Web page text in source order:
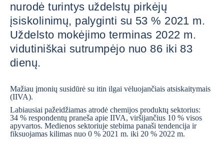
nurodė turintys uždelstų pirkėjų
įsiskolinimų, palyginti su 53 % 2021 m.
Uždelsto mokėjimo terminas 2022 m.
vidutiniškai sutrumpėjo nuo 86 iki 83
dienų.
Mažiau įmonių susidūrė su itin ilgai vėluojančiais atsiskaitymais
(IIVA).
Labiausiai pažeidžiamas atrodė chemijos produktų sektorius:
34 % respondentų praneša apie IIVA, viršijančius 10 % visos
apyvartos. Medienos sektoriuje stebima panaši tendencija ir
fiksuojamas kilimas nuo 0 % 2021 m. iki 20 % 2022 m.